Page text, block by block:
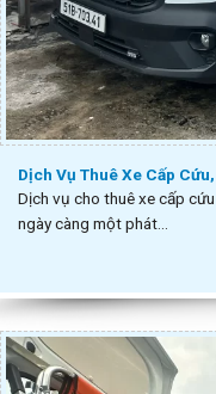
Dịch Vụ Thuê Xe Cấp
Dịch vụ cho thuê xe cấp
ngày càng một phát...